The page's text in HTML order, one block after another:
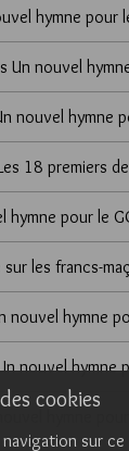
hymne pour
Un nouvel
nouvel hymne
18 premiers
hymne pour le
sur les francs-
nouvel hymne
nouvel hymne
cookies
sur